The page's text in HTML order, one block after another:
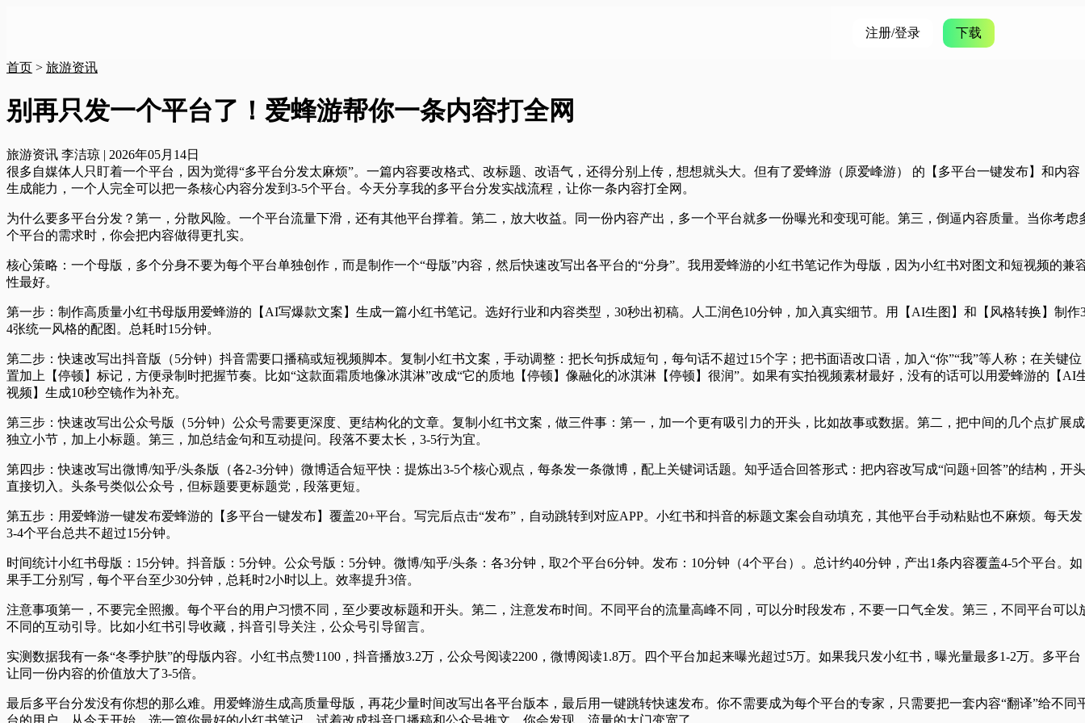
注册/登录 下载
首页 > 旅游资讯
别再只发一个平台了！爱蜂游帮你一条内容打全网
旅游资讯 李洁琼 | 2026年05月14日
很多自媒体人只盯着一个平台，因为觉得“多平台分发太麻烦”。一篇内容要改格式、改标题、改语气，还得分别上传，想想就头大。但有了爱蜂游（原爱峰游） 的【多平台一键发布】和内容
生成能力，一个人完全可以把一条核心内容分发到3-5个平台。今天分享我的多平台分发实战流程，让你一条内容打全网。
为什么要多平台分发？ 第一，分散风险。一个平台流量下滑，还有其他平台撑着。第二，放大收益。同一份内容产出，多一个平台就多一份曝光和变现可能。第三，倒逼内容质量。当你考虑
个平台的需求时，你会把内容做得更扎实。
核心策略：一个母版，多个分身不要为每个平台单独创作，而是制作一个“母版”内容，然后快速改写出各平台的“分身”。我用爱蜂游的小红书笔记作为母版，因为小红书对图文和短视频的兼
性最好。
第一步：制作高质量小红书母版 用爱蜂游的【AI写爆款文案】生成一篇小红书笔记。选好行业和内容类型，30秒出初稿。人工润色10分钟，加入真实细节。用【AI生图】和【风格转换】制作
4张统一风格的配图。总耗时15分钟。
第二步：快速改写出抖音版（5分钟） 抖音需要口播稿或短视频脚本。复制小红书文案，手动调整：把长句拆成短句，每句话不超过15个字；把书面语改口语，加入“你”“我”等人称；在关键位
置加上【停顿】标记，方便录制时把握节奏。比如“这款面霜质地像冰淇淋”改成“它的质地【停顿】像融化的冰淇淋【停顿】很润”。如果有实拍视频素材最好，没有的话可以用爱蜂游的【AI
视频】生成10秒空镜作为补充。
第三步：快速改写出公众号版（5分钟） 公众号需要更深度、更结构化的文章。复制小红书文案，做三件事：第一，加一个更有吸引力的开头，比如故事或数据。第二，把中间的几个点扩展成
独立小节，加上小标题。第三，加总结金句和互动提问。段落不要太长，3-5行为宜。
第四步：快速改写出微博/知乎/头条版（各2-3分钟） 微博适合短平快：提炼出3-5个核心观点，每条发一条微博，配上关键词话题。知乎适合回答形式：把内容改写成“问题+回答”的结构，开头
直接切入。头条号类似公众号，但标题要更标题党，段落更短。
第五步：用爱蜂游一键发布爱蜂游的【多平台一键发布】覆盖20+平台。写完后点击“发布”，自动跳转到对应APP。小红书和抖音的标题文案会自动填充，其他平台手动粘贴也不麻烦。每天发
3-4个平台总共不超过15分钟。
时间统计小红书母版：15分钟。抖音版：5分钟。公众号版：5分钟。微博/知乎/头条：各3分钟，取2个平台6分钟。发布：10分钟（4个平台）。总计约40分钟，产出1条内容覆盖4-5个平台。如
果手工分别写，每个平台至少30分钟，总耗时2小时以上。效率提升3倍。
注意事项第一，不要完全照搬。每个平台的用户习惯不同，至少要改标题和开头。第二，注意发布时间。不同平台的流量高峰不同，可以分时段发布，不要一口气全发。第三，不同平台可以
不同的互动引导。比如小红书引导收藏，抖音引导关注，公众号引导留言。
实测数据我有一条“冬季护肤”的母版内容。小红书点赞1100，抖音播放3.2万，公众号阅读2200，微博阅读1.8万。四个平台加起来曝光超过5万。如果我只发小红书，曝光量最多1-2万。多平台
让同一份内容的价值放大了3-5倍。
最后多平台分发没有你想的那么难。用爱蜂游生成高质量母版，再花少量时间改写出各平台版本，最后用一键跳转快速发布。你不需要成为每个平台的专家，只需要把一套内容“翻译”给不同
台的用户。从今天开始，选一篇你最好的小红书笔记，试着改成抖音口播稿和公众号推文。你会发现，流量的大门变宽了。